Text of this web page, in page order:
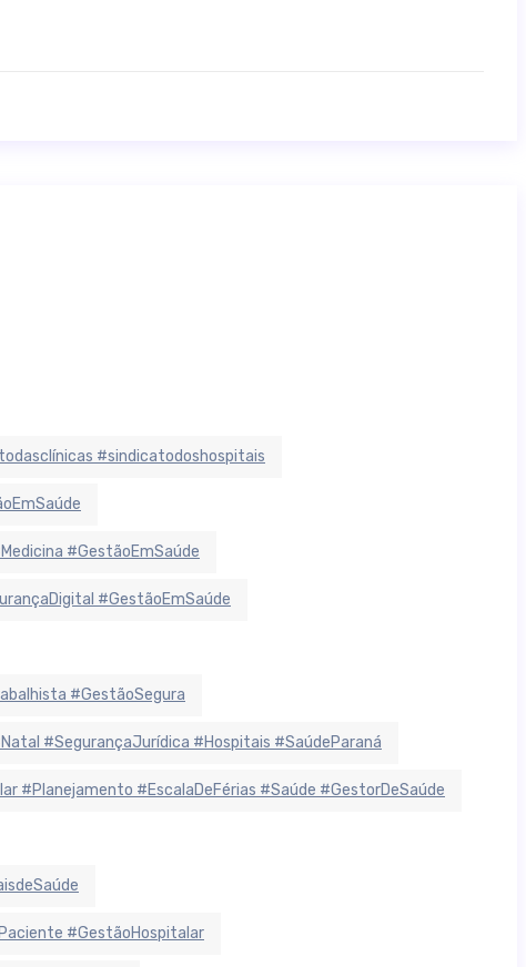
#sindicatodoshospitais
#GestãoEmSaúde
#GestãoEmSaúde
#GestãoSegura
#SegurançaJurídica #Hospitais #SaúdeParaná
#Planejamento #EscalaDeFérias #Saúde #GestorDeSaúde
#GestãoHospitalar